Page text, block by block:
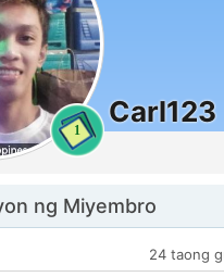
1
Carl123
ng Miyembro
24 taong